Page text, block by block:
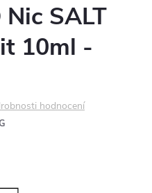
SALT
10ml -
hodnocení